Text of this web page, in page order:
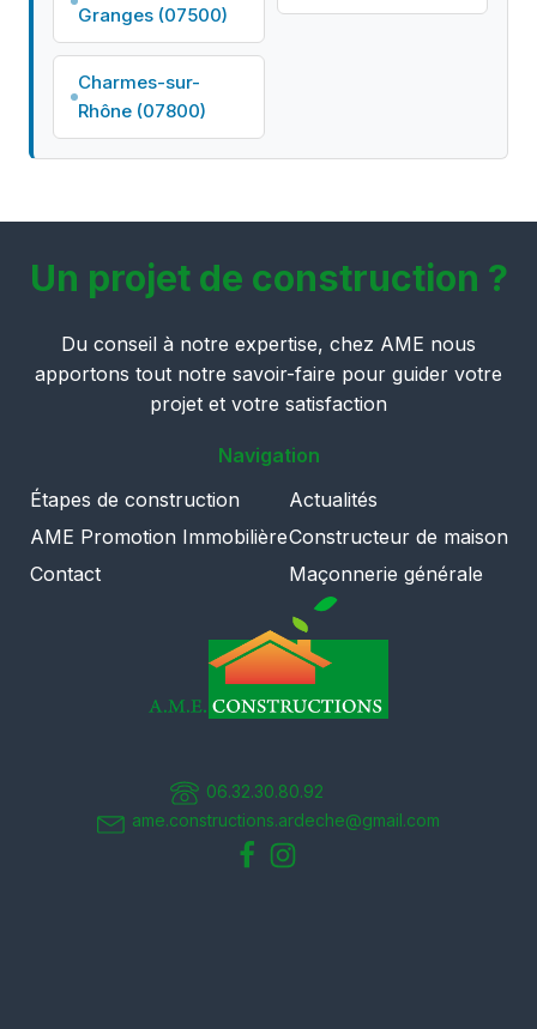
Granges (07500)
Charmes-sur-
Rhône (07800)
Un projet de construction ?
Du conseil à notre expertise, chez AME nous
apportons tout notre savoir-faire pour guider votre
projet et votre satisfaction
Navigation
Étapes de construction
AME Promotion Immobilière
Contact
Actualités
Constructeur de maison
Maçonnerie générale
06.32.30.80.92
ame.constructions.ardeche@gmail.com